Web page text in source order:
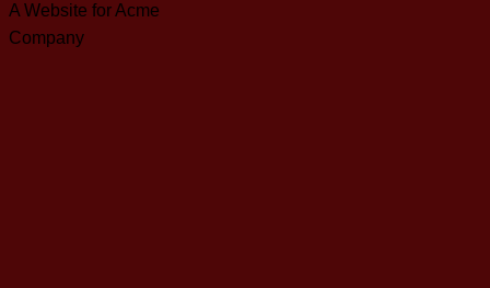
A Website for Acme
Company